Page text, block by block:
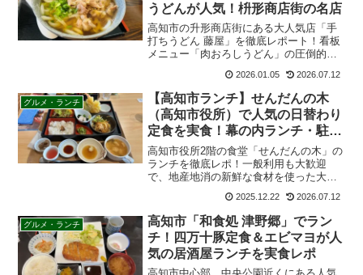
ー・テイクアウト・アクセスまと
め
高知市葛島のテイクアウト海鮮丼専門店
「しーふーどん 丼丸」を徹底レポート！
約100種類の豊富なメニュー、最新の価格
帯、待ち時間を減らす注文のコツや駐車
場情報を分かりやすく解説。コスパ最強
楽しみましょう！
2026.05.08 2026.07.12
グルメ・ランチ
高知市「土佐茶カフェ」ランチ実
食レビュー｜日替わり定食・限定
メニュー・人気の理由を紹介
高知市帯屋町アーケード内にある人気店
「土佐茶カフェ」を訪問。地元野菜たっ
ぷりの日替わりランチや期間限定メニュ
ー、店内の雰囲気、アクセス方法まで写
真付きで詳しく紹介します。ひろめ市場
めです。
2026.03.14 2026.07.12
グルメ・ランチ
高知「川崎ラーメン本店」名物に
んにくラーメンを実食！60年以上
愛される老舗の味に感動
高知市桟橋通にある老舗「川崎ラーメ